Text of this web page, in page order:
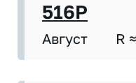
516P
Август R